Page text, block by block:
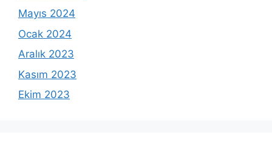
Mayıs 2024
Ocak 2024
Aralık 2023
Kasım 2023
Ekim 2023